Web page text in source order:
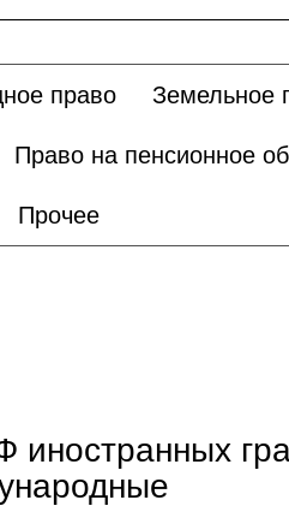
право Земельное
Право на пенсионное
Прочее
иностранных